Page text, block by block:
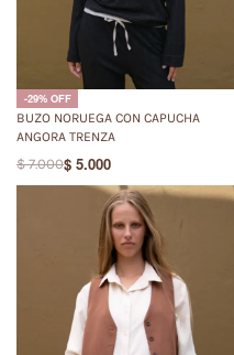
-29% OFF
BUZO NORUEGA CON CAPUCHA
ANGORA TRENZA
$7.000$ 5.000